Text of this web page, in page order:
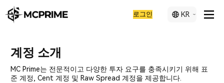
로그인 KR
계정 소개
MC Prime는 전문적이고 다양한 투자 요구를 충족시키기 위해 표
준 계정, Cent 계정 및 Raw Spread 계정을 제공합니다.